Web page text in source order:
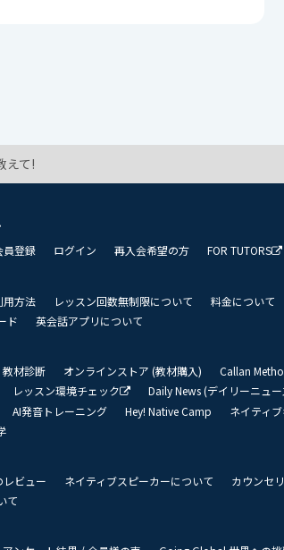
えて!
員登録 ログイン 再入会希望の方 FOR TUTORS
用方法 レッスン回数無制限について 料金について
ド
英会話アプリについて
教材診断 オンラインストア (教材購入)
Callan
レッスン環境チェック Daily News (デイリーニュー
AI発音トレーニング Hey! Native Camp ネイティ
レビュー ネイティブスピーカーについて
カウンセ
て